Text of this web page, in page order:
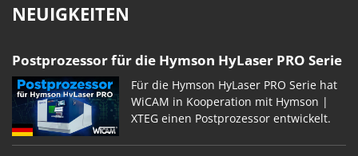
NEUIGKEITEN
Postprozessor für die Hymson HyLaser PRO Serie
Für die Hymson HyLaser PRO Serie hat
WiCAM in Kooperation mit Hymson |
XTEG einen Postprozessor entwickelt.